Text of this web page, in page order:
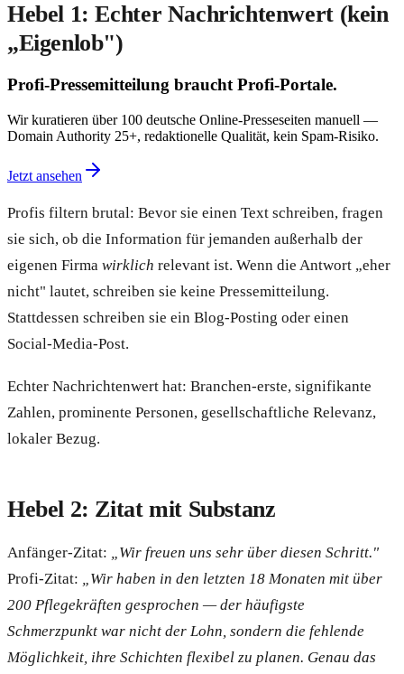
Hebel 1: Echter Nachrichtenwert (kein
„Eigenlob")
Profi-Pressemitteilung braucht Profi-Portale.
Wir kuratieren über 100 deutsche Online-Presseseiten manuell —
Domain Authority 25+, redaktionelle Qualität, kein Spam-Risiko.
Jetzt ansehen
Profis filtern brutal: Bevor sie einen Text schreiben, fragen
sie sich, ob die Information für jemanden außerhalb der
eigenen Firma wirklich relevant ist. Wenn die Antwort „eher
nicht" lautet, schreiben sie keine Pressemitteilung.
Stattdessen schreiben sie ein Blog-Posting oder einen
Social-Media-Post.
Echter Nachrichtenwert hat: Branchen-erste, signifikante
Zahlen, prominente Personen, gesellschaftliche Relevanz,
lokaler Bezug.
Hebel 2: Zitat mit Substanz
Anfänger-Zitat: „Wir freuen uns sehr über diesen Schritt."
Profi-Zitat: „Wir haben in den letzten 18 Monaten mit über
200 Pflegekräften gesprochen — der häufigste
Schmerzpunkt war nicht der Lohn, sondern die fehlende
Möglichkeit, ihre Schichten flexibel zu planen. Genau das